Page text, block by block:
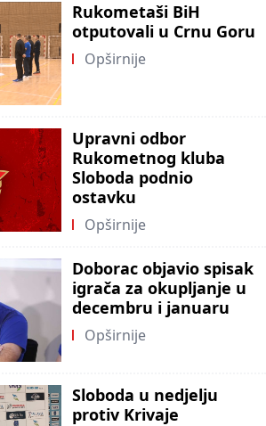
Rukometaši BiH
otputovali u Crnu Goru
Opširnije
Upravni odbor
Rukometnog kluba
Sloboda podnio
ostavku
Opširnije
Doborac objavio spisak
igrača za okupljanje u
decembru i januaru
Opširnije
Sloboda u nedjelju
protiv Krivaje